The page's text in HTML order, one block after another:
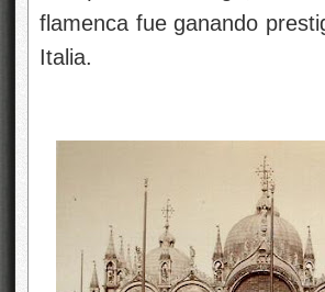
flamenca fue ganando
Italia.